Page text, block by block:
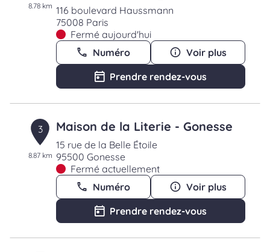
8.78 km 116 boulevard Haussmann
75008 Paris
Fermé aujourd'hui
Numéro
Voir plus
Prendre rendez-vous
3
8.87 km
Maison de la Literie - Gonesse
15 rue de la Belle Étoile
95500 Gonesse
Fermé actuellement
Numéro
Voir plus
Prendre rendez-vous